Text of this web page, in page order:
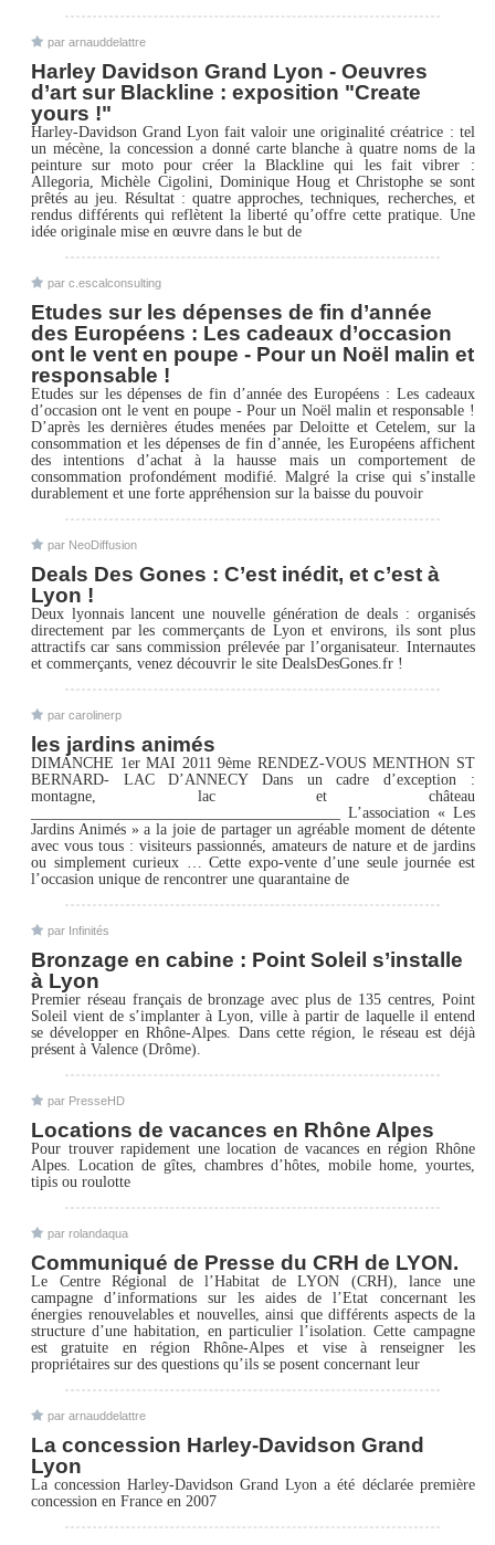
par arnauddelattre
Harley Davidson Grand Lyon - Oeuvres
d’art sur Blackline : exposition "Create
yours !"
Harley-Davidson Grand Lyon fait valoir une originalité créatrice : tel
un mécène, la concession a donné carte blanche à quatre noms de la
peinture sur moto pour créer la Blackline qui les fait vibrer :
Allegoria, Michèle Cigolini, Dominique Houg et Christophe se sont
prêtés au jeu. Résultat : quatre approches, techniques, recherches, et
rendus différents qui reflètent la liberté qu’offre cette pratique. Une
idée originale mise en œuvre dans le but de
par c.escalconsulting
Etudes sur les dépenses de fin d’année
des Européens : Les cadeaux d’occasion
ont le vent en poupe - Pour un Noël malin et
responsable !
Etudes sur les dépenses de fin d’année des Européens : Les cadeaux
d’occasion ont le vent en poupe - Pour un Noël malin et responsable !
D’après les dernières études menées par Deloitte et Cetelem, sur la
consommation et les dépenses de fin d’année, les Européens affichent
des intentions d’achat à la hausse mais un comportement de
consommation profondément modifié. Malgré la crise qui s’installe
durablement et une forte appréhension sur la baisse du pouvoir
par NeoDiffusion
Deals Des Gones : C’est inédit, et c’est à
Lyon !
Deux lyonnais lancent une nouvelle génération de deals : organisés
directement par les commerçants de Lyon et environs, ils sont plus
attractifs car sans commission prélevée par l’organisateur. Internautes
et commerçants, venez découvrir le site DealsDesGones.fr !
par carolinerp
les jardins animés
DIMANCHE 1er MAI 2011 9ème RENDEZ-VOUS MENTHON ST
BERNARD- LAC D’ANNECY Dans un cadre d’exception :
montagne, lac et château
________________________________________ L’association « Les
Jardins Animés » a la joie de partager un agréable moment de détente
avec vous tous : visiteurs passionnés, amateurs de nature et de jardins
ou simplement curieux … Cette expo-vente d’une seule journée est
l’occasion unique de rencontrer une quarantaine de
par Infinités
Bronzage en cabine : Point Soleil s’installe
à Lyon
Premier réseau français de bronzage avec plus de 135 centres, Point
Soleil vient de s’implanter à Lyon, ville à partir de laquelle il entend
se développer en Rhône-Alpes. Dans cette région, le réseau est déjà
présent à Valence (Drôme).
par PresseHD
Locations de vacances en Rhône Alpes
Pour trouver rapidement une location de vacances en région Rhône
Alpes. Location de gîtes, chambres d’hôtes, mobile home, yourtes,
tipis ou roulotte
par rolandaqua
Communiqué de Presse du CRH de LYON.
Le Centre Régional de l’Habitat de LYON (CRH), lance une
campagne d’informations sur les aides de l’Etat concernant les
énergies renouvelables et nouvelles, ainsi que différents aspects de la
structure d’une habitation, en particulier l’isolation. Cette campagne
est gratuite en région Rhône-Alpes et vise à renseigner les
propriétaires sur des questions qu’ils se posent concernant leur
par arnauddelattre
La concession Harley-Davidson Grand
Lyon
La concession Harley-Davidson Grand Lyon a été déclarée première
concession en France en 2007